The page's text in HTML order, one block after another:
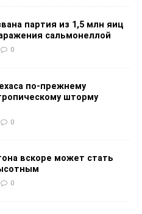
партия из 1,5 млн яиц
сальмонеллой
0
по-прежнему
шторму
0
вскоре может стать
0